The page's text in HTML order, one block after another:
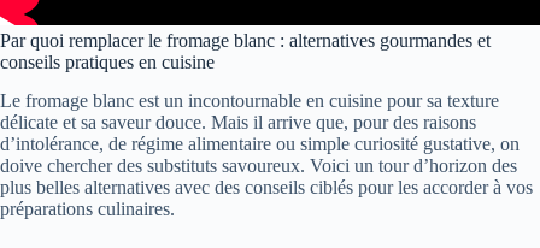
Par quoi remplacer le fromage blanc : alternatives gourmandes et
conseils pratiques en cuisine
Le fromage blanc est un incontournable en cuisine pour sa texture
délicate et sa saveur douce. Mais il arrive que, pour des raisons
d’intolérance, de régime alimentaire ou simple curiosité gustative, on
doive chercher des substituts savoureux. Voici un tour d’horizon des
plus belles alternatives avec des conseils ciblés pour les accorder à vos
préparations culinaires.